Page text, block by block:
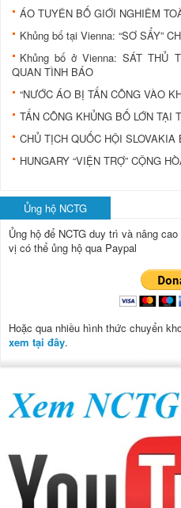
ÁO TUYÊN BỐ GIỚI NGHIÊM
Khủng bố tại Vienna: “SƠ SẨY”
Khủng bố ở Vienna: SÁT THỦ
QUAN TÌNH BÁO
“NƯỚC ÁO BỊ TẤN CÔNG VÀO
TẤN CÔNG KHỦNG BỐ LỚN TẠI
CHỦ TỊCH QUỐC HỘI
HUNGARY “VIỆN TRỢ” CỘNG
Ủng hộ NCTG
Ủng hộ để NCTG duy trì và nâng
vị có thể ủng hộ qua Paypal
Hoặc qua nhiều hình thức chuyển
xem tại đây.